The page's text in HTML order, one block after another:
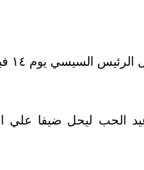
يزور
عيد الحب ليحل ضيفا علي